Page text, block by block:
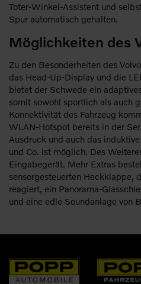
Toter-Winkel-Assistent und
Spur automatisch gehalten.
Möglichkeiten des
Zu den Besonderheiten des
das Head-Up-Display und die
bietet der Schwede ein
somit sowohl sportlich als auch
Konnektivität des Fahrzeug
WLAN-Hotspot bereits in der
Ausdruck und auch das
und Co. ist möglich. Des
Eingabegerät. Mehr Extras
sensorgesteuerten Heckklappe,
reagiert, ein Panorama-
und eine edle Soundanlage von